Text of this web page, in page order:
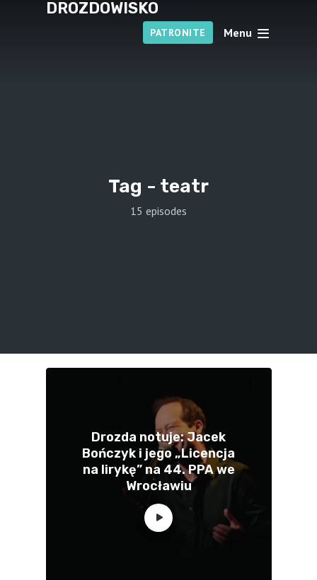
DROZDOWISKO
PATRONITE Menu
Tag - teatr
15 episodes
Drozda notuje: Jacek
Bończyk i jego „Licencja
na lirykę” na 44. PPA we
Wrocławiu